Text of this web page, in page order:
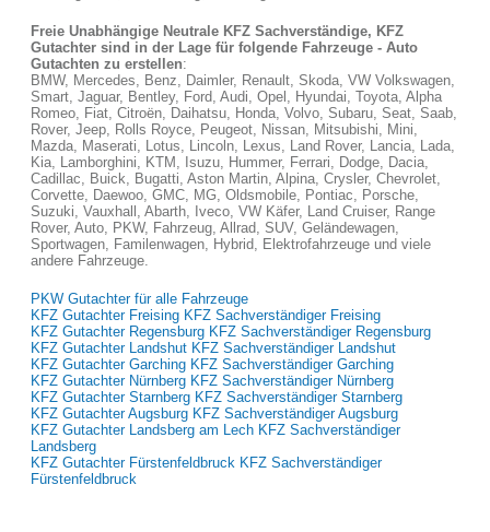
Freie Unabhängige Neutrale KFZ Sachverständige, KFZ
Gutachter sind in der Lage für folgende Fahrzeuge - Auto
Gutachten zu erstellen:
BMW, Mercedes, Benz, Daimler, Renault, Skoda, VW Volkswagen,
Smart, Jaguar, Bentley, Ford, Audi, Opel, Hyundai, Toyota, Alpha
Romeo, Fiat, Citroën, Daihatsu, Honda, Volvo, Subaru, Seat, Saab,
Rover, Jeep, Rolls Royce, Peugeot, Nissan, Mitsubishi, Mini,
Mazda, Maserati, Lotus, Lincoln, Lexus, Land Rover, Lancia, Lada,
Kia, Lamborghini, KTM, Isuzu, Hummer, Ferrari, Dodge, Dacia,
Cadillac, Buick, Bugatti, Aston Martin, Alpina, Crysler, Chevrolet,
Corvette, Daewoo, GMC, MG, Oldsmobile, Pontiac, Porsche,
Suzuki, Vauxhall, Abarth, Iveco, VW Käfer, Land Cruiser, Range
Rover, Auto, PKW, Fahrzeug, Allrad, SUV, Geländewagen,
Sportwagen, Familenwagen, Hybrid, Elektrofahrzeuge und viele
andere Fahrzeuge.
PKW Gutachter für alle Fahrzeuge
KFZ Gutachter Freising KFZ Sachverständiger Freising
KFZ Gutachter Regensburg KFZ Sachverständiger Regensburg
KFZ Gutachter Landshut KFZ Sachverständiger Landshut
KFZ Gutachter Garching KFZ Sachverständiger Garching
KFZ Gutachter Nürnberg KFZ Sachverständiger Nürnberg
KFZ Gutachter Starnberg KFZ Sachverständiger Starnberg
KFZ Gutachter Augsburg KFZ Sachverständiger Augsburg
KFZ Gutachter Landsberg am Lech KFZ Sachverständiger
Landsberg
KFZ Gutachter Fürstenfeldbruck KFZ Sachverständiger
Fürstenfeldbruck